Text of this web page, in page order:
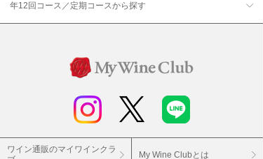
年12回コース／定期コースから探す
ワイン通販のマイワインクラ
My Wine Clubとは